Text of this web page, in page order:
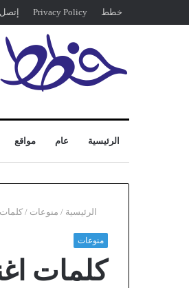
خطط Privacy Policy إتصل
الرئيسية عام مواقع
الرئيسية / منوعات /
منوعات
كلمات